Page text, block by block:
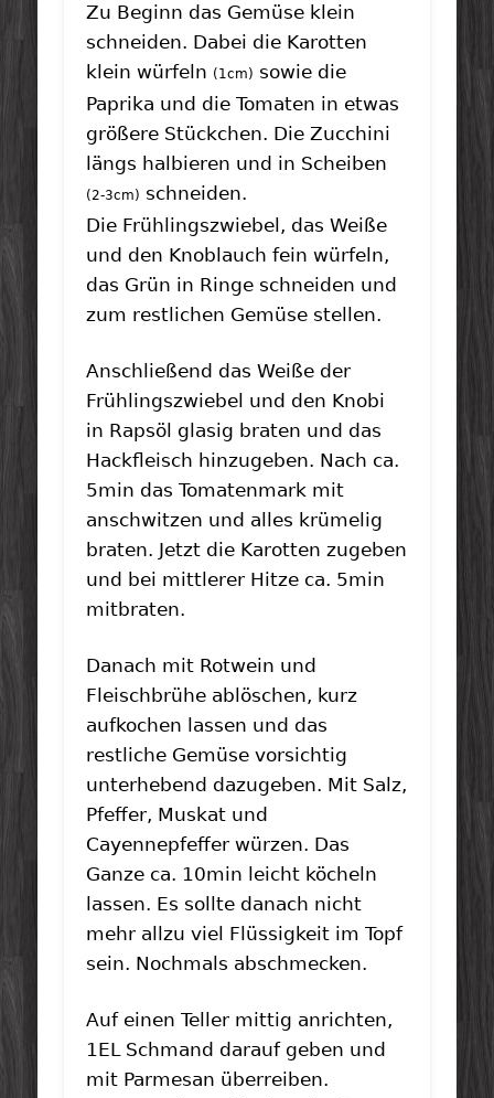
Zu Beginn das Gemüse klein
schneiden. Dabei die Karotten
klein würfeln (1cm) sowie die
Paprika und die Tomaten in etwas
größere Stückchen. Die Zucchini
längs halbieren und in Scheiben
(2-3cm) schneiden.
Die Frühlingszwiebel, das Weiße
und den Knoblauch fein würfeln,
das Grün in Ringe schneiden und
zum restlichen Gemüse stellen.
Anschließend das Weiße der
Frühlingszwiebel und den Knobi
in Rapsöl glasig braten und das
Hackfleisch hinzugeben. Nach ca.
5min das Tomatenmark mit
anschwitzen und alles krümelig
braten. Jetzt die Karotten zugeben
und bei mittlerer Hitze ca. 5min
mitbraten.
Danach mit Rotwein und
Fleischbrühe ablöschen, kurz
aufkochen lassen und das
restliche Gemüse vorsichtig
unterhebend dazugeben. Mit Salz,
Pfeffer, Muskat und
Cayennepfeffer würzen. Das
Ganze ca. 10min leicht köcheln
lassen. Es sollte danach nicht
mehr allzu viel Flüssigkeit im Topf
sein. Nochmals abschmecken.
Auf einen Teller mittig anrichten,
1EL Schmand darauf geben und
mit Parmesan überreiben.